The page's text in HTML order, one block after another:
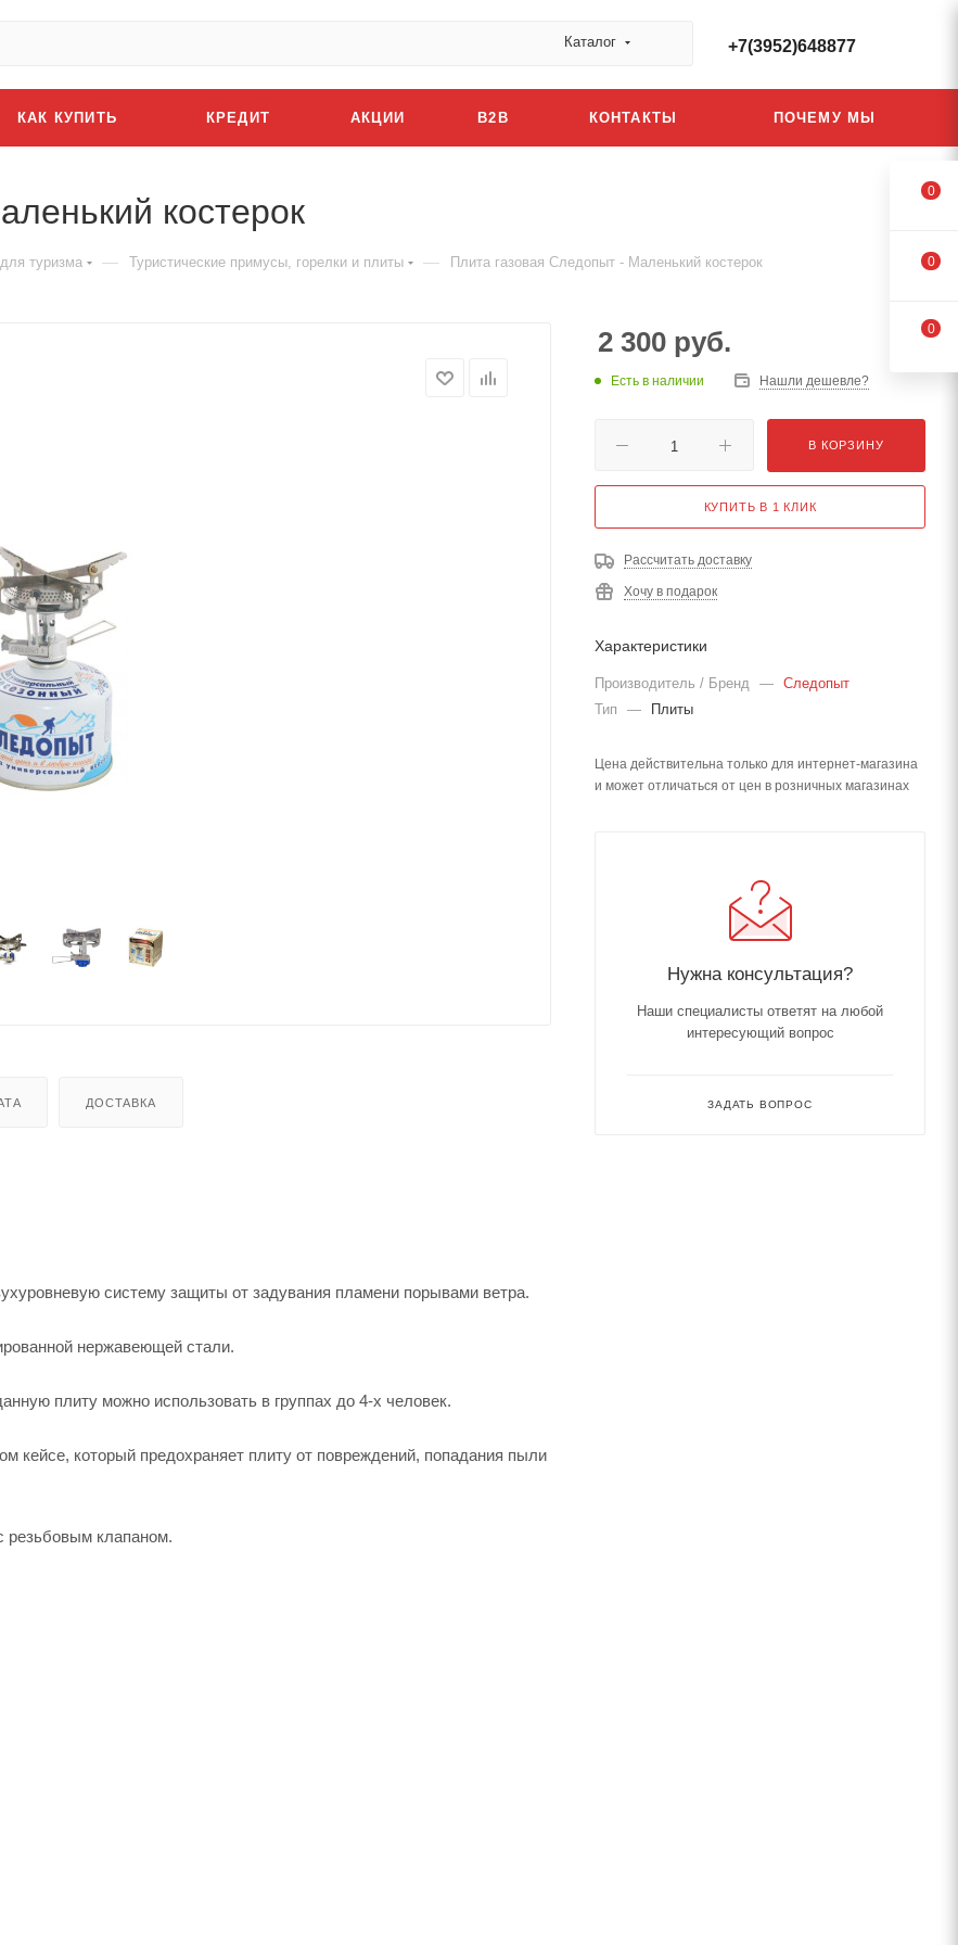
Каталог +7(3952)648877
КАК КУПИТЬ КРЕДИТ АКЦИИ B2B КОНТАКТЫ ПОЧЕМУ МЫ
костерок
туризма — Туристические примусы, горелки и плиты — Плита газовая Следопыт - Маленький костерок
ДОСТАВКА
систему защиты от задувания пламени порывами ветра.
нержавеющей стали.
плиту можно использовать в группах до 4-х человек.
кейсе, который предохраняет плиту от повреждений, попадания пыли
резьбовым клапаном.
2 300 руб.
Есть в наличии Нашли дешевле?
В КОРЗИНУ
КУПИТЬ В 1 КЛИК
Рассчитать доставку
Хочу в подарок
Характеристики
Производитель / Бренд — Следопыт
Тип
— Плиты
Цена действительна только для интернет-магазина
и может отличаться от цен в розничных магазинах
Нужна консультация?
Наши специалисты ответят на любой
интересующий вопрос
ЗАДАТЬ ВОПРОС
0
0
0